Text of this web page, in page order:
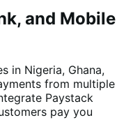
and Mobile
in Nigeria, Ghana,
from multiple
Paystack
pay you